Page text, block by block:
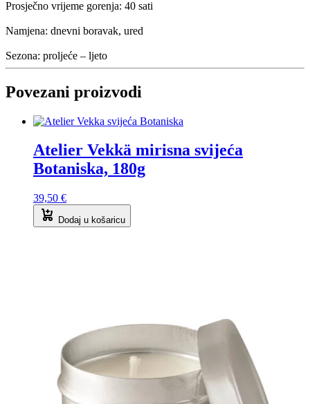
Prosječno vrijeme gorenja: 40 sati
Namjena: dnevni boravak, ured
Sezona: proljeće – ljeto
Povezani proizvodi
Atelier Vekkä mirisna svijeća
Botaniska, 180g
39,50 €
Dodaj u košaricu